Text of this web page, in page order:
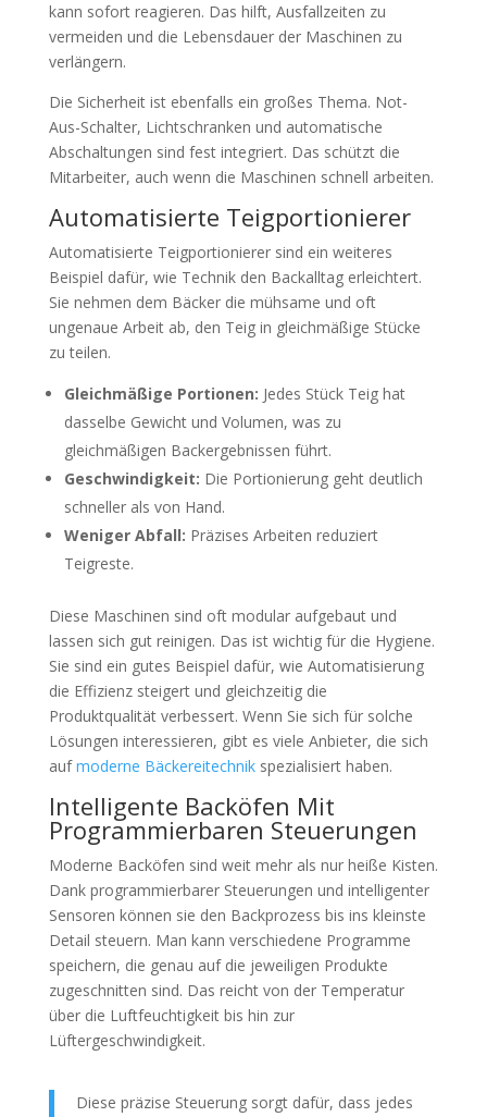
kann sofort reagieren. Das hilft, Ausfallzeiten zu
vermeiden und die Lebensdauer der Maschinen zu
verlängern.
Die Sicherheit ist ebenfalls ein großes Thema. Not-
Aus-Schalter, Lichtschranken und automatische
Abschaltungen sind fest integriert. Das schützt die
Mitarbeiter, auch wenn die Maschinen schnell arbeiten.
Automatisierte Teigportionierer
Automatisierte Teigportionierer sind ein weiteres
Beispiel dafür, wie Technik den Backalltag erleichtert.
Sie nehmen dem Bäcker die mühsame und oft
ungenaue Arbeit ab, den Teig in gleichmäßige Stücke
zu teilen.
Gleichmäßige Portionen: Jedes Stück Teig hat
dasselbe Gewicht und Volumen, was zu
gleichmäßigen Backergebnissen führt.
Geschwindigkeit: Die Portionierung geht deutlich
schneller als von Hand.
Weniger Abfall: Präzises Arbeiten reduziert
Teigreste.
Diese Maschinen sind oft modular aufgebaut und
lassen sich gut reinigen. Das ist wichtig für die Hygiene.
Sie sind ein gutes Beispiel dafür, wie Automatisierung
die Effizienz steigert und gleichzeitig die
Produktqualität verbessert. Wenn Sie sich für solche
Lösungen interessieren, gibt es viele Anbieter, die sich
aufmoderne Bäckereitechnikspezialisiert haben.
Intelligente Backöfen Mit
Programmierbaren Steuerungen
Moderne Backöfen sind weit mehr als nur heiße Kisten.
Dank programmierbarer Steuerungen und intelligenter
Sensoren können sie den Backprozess bis ins kleinste
Detail steuern. Man kann verschiedene Programme
speichern, die genau auf die jeweiligen Produkte
zugeschnitten sind. Das reicht von der Temperatur
über die Luftfeuchtigkeit bis hin zur
Lüftergeschwindigkeit.
Diese präzise Steuerung sorgt dafür, dass jedes